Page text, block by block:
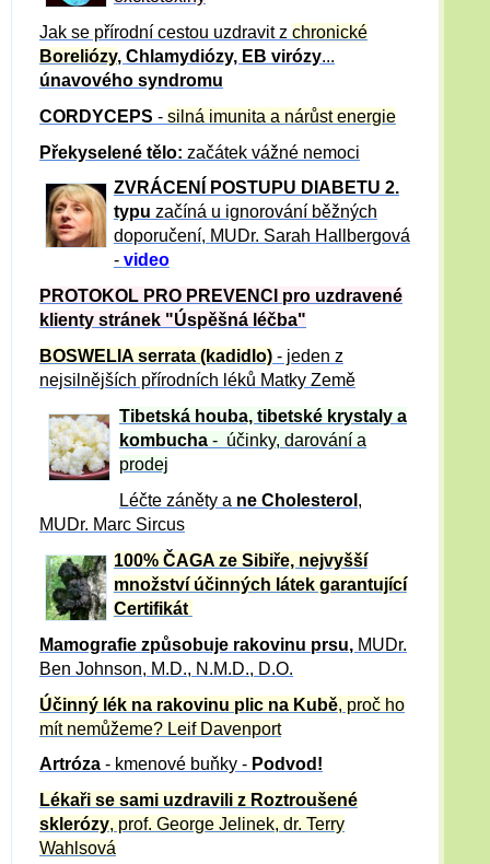
Jak se přírodní cestou uzdravit z chronické
Boreliózy, Chlamydiózy, EB virózy...
únavového syndromu
CORDYCEPS - silná imunita a nárůst energie
Překyselené tělo: začátek vážné nemoci
ZVRÁCE NÍ POSTUPU DIABETU 2.
typu začíná u ignorování běžných
doporučení, MUDr. Sarah Hallbergová
- video
PROTOKOL PRO PREVENCI pro uzdravené
klienty stránek "Úspěšná léčba"
BOSWELIA serrata (kadidlo) - jeden z
nejsilnějších přírodních léků Matky Země
Tibetská houba, tibetské krystaly a
kombucha - účinky, darování a
prodej
Léčte záněty a ne Cholesterol ,
MUDr. Marc Sircus
100% ČAGA ze Sibiře, nejvyšší
množství účinných látek garantující
Certifikát
Mamografie způsobuje rakovinu prsu, MUDr.
Ben Johnson, M.D., N.M.D., D.O.
Účinný lék na rakovinu plic na Kubě, proč ho
mít nemůžeme? Leif Davenport
Artróza - kmenové buňky - Podvod!
Lékaři se sami uzdravili z Roztroušené
sklerózy, prof. George Jelinek, dr. Terry
Wahlsová